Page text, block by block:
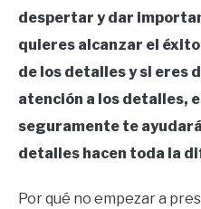
despertar y dar
quieres alcanzar el
de los detalles y si eres
atención a los detalles,
seguramente te
detalles hacen toda la
Por qué no empezar a